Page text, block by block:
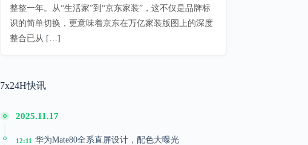
整整一年。从“生活家”到“京东家装”，这不仅是品牌标
识的简单切换，更意味着京东在万亿家装版图上的深度
整合已从 […]
7x24H快讯
2025.11.17
12:11 华为Mate80全系直屏设计，配色大曝光